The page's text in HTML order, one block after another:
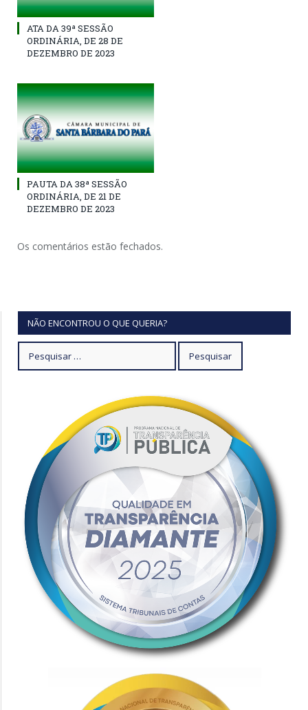
ATA DA 39ª SESSÃO
ORDINÁRIA, DE 28 DE
DEZEMBRO DE 2023
PAUTA DA 38ª SESSÃO
ORDINÁRIA, DE 21 DE
DEZEMBRO DE 2023
Os comentários estão fechados.
NÃO ENCONTROU O QUE QUERIA?